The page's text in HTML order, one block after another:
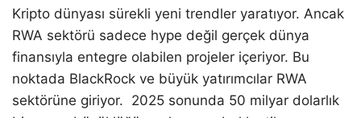
Kripto dünyası sürekli yeni trendler yaratıyor. Ancak
RWA sektörü sadece hype değil gerçek dünya
finansıyla entegre olabilen projeler içeriyor. Bu
noktada BlackRock ve büyük yatırımcılar RWA
sektörüne giriyor. 2025 sonunda 50 milyar dolarlık